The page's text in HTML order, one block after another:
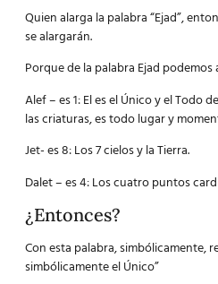
Quien alarga la palabra “Ejad”,
se alargarán.
Porque de la palabra Ejad
Alef – es 1: El es el Único y el Todo
las criaturas, es todo lugar y
Jet- es 8: Los 7 cielos y la Tierra.
Dalet – es 4: Los cuatro puntos
¿Entonces?
Con esta palabra, simbólicamente,
simbólicamente el Único”